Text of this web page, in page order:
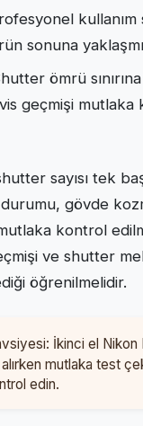
kullanım
sonuna
ömrü
geçmişi mutlaka
sayısı tek
gövde
kontrol
ve shutter
öğrenilmelidir.
İkinci el
mutlaka test
edin.